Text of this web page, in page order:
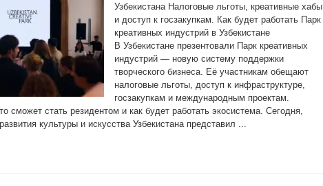
Узбекистана Налоговые льготы, креативные хабы
и доступ к госзакупкам. Как будет работать Парк
креативных индустрий в Узбекистане
В Узбекистане презентовали Парк креативных
индустрий — новую систему поддержки
творческого бизнеса. Её участникам обещают
налоговые льготы, доступ к инфраструктуре,
госзакупкам и международным проектам.
сможет стать резидентом и как будет работать экосистема. Сегодня,
культуры и искусства Узбекистана представил ...